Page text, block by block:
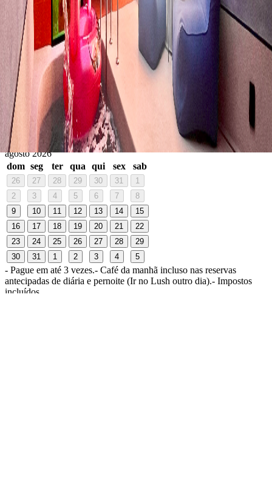
Edredom e roupão de banho
Cama king-size
Frigobar
Adega climatizada de vinhos
Máquina de café expresso
Secador e chapinha de cabelo
Internet wi-fi
Serviço de quarto 24 horas
agosto 2026
dom seg ter qua qui sex sab
26 27 28 29 30 31
1
2
3 4 5 6 7
8
9
10 11 12 13 14
15
16
17 18 19 20 21
22
23
24 25 26 27 28
29
30
31 1 2 3 4 5
- Pague em até 3 vezes.- Café da manhã incluso nas reservas
antecipadas de diária e pernoite (Ir no Lush outro dia).- Impostos
incluídos.